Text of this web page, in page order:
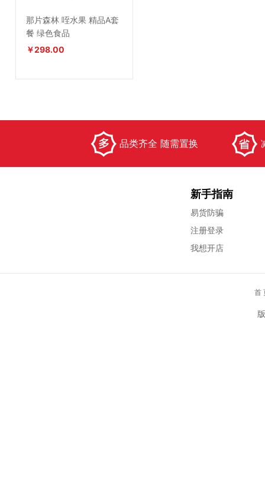
那片森林 咥水果 精品A套
餐 绿色食品
￥298.00
品类齐全 随需置换
新手指南
易货防骗
注册登录
我想开店
首